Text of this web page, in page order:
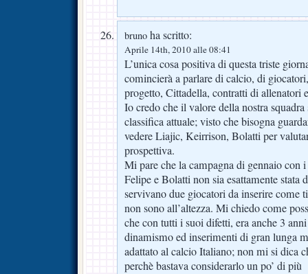
bruno ha scritto:
Aprile 14th, 2010 alle 08:41
L’unica cosa positiva di questa triste
comincierà a parlare di calcio, di
progetto, Cittadella, contratti di allenatori
Io credo che il valore della nostra
classifica attuale; visto che bisogna
vedere Liajic, Keirrison, Bolatti per
prospettiva.
Mi pare che la campagna di gennaio con
Felipe e Bolatti non sia esattamente stata
servivano due giocatori da inserire come
non sono all’altezza. Mi chiedo come
che con tutti i suoi difetti, era anche 3
dinamismo ed inserimenti di gran lunga
adattato al calcio Italiano; non mi si dica
perchè bastava considerarlo un po’ di più